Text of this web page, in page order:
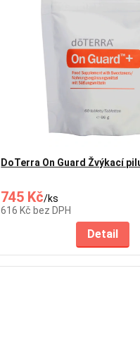
DoTerra On Guard Žvýkací
745 Kč/ks
616 Kčbez DPH
Detail